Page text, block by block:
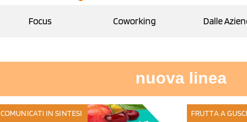
Focus Coworking Dalle
nuova linea
COMUNICATI IN SINTESI FRUTTA A